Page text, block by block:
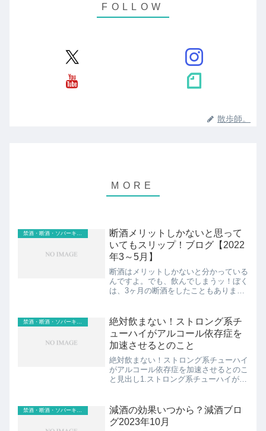
散歩師。
禁酒・断酒・ソバーキュリアス
断酒メリットしかないと思って
いてもスリップ！ブログ【2022
年3～5月】
断酒はメリットしかないと分かっている
んですよ。でも、飲んでしまうッ！ぼく
は、3ヶ月の断酒をしたこともあります
用語では「スリップ」というようです
ね。Twitterで公開し...
禁酒・断酒・ソバーキュリアス
絶対飲まない！ストロング系チ
ューハイがアルコール依存症を
加速させるとのこと
絶対飲まない！ストロング系チューハイ
がアルコール依存症を加速させるとのこ
と見出し1.ストロング系チューハイがア
ク (adsbygoogle = window.adsb...
減酒の効果いつから？減酒ブロ
グ2023年10月